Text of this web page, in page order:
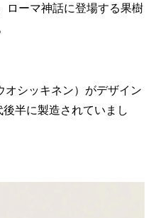
ローマ神話に登場する果樹
シッキネン）がデザイン
半に製造されていまし